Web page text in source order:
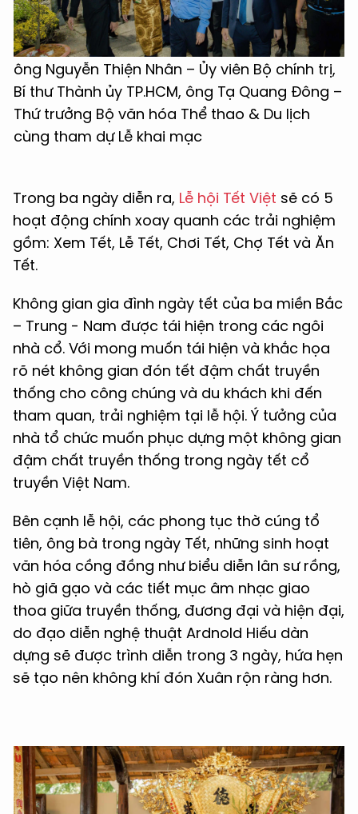
ông Nguyễn Thiện Nhân – Ủy viên Bộ chính trị,
Bí thư Thành ủy TP.HCM, ông Tạ Quang Đông –
Thứ trưởng Bộ văn hóa Thể thao & Du lịch
cùng tham dự Lễ khai mạc
Trong ba ngày diễn ra, Lễ hội Tết Việt sẽ có 5
hoạt động chính xoay quanh các trải nghiệm
gồm: Xem Tết, Lễ Tết, Chơi Tết, Chợ Tết và Ăn
Tết.
Không gian gia đình ngày tết của ba miền Bắc
– Trung - Nam được tái hiện trong các ngôi
nhà cổ. Với mong muốn tái hiện và khắc họa
rõ nét không gian đón tết đậm chất truyền
thống cho công chúng và du khách khi đến
tham quan, trải nghiệm tại lễ hội. Ý tưởng của
nhà tổ chức muốn phục dựng một không gian
đậm chất truyền thống trong ngày tết cổ
truyền Việt Nam.
Bên cạnh lễ hội, các phong tục thờ cúng tổ
tiên, ông bà trong ngày Tết, những sinh hoạt
văn hóa cồng đồng như biểu diễn lân sư rồng,
hò giã gạo và các tiết mục âm nhạc giao
thoa giữa truyền thống, đương đại và hiện đại,
do đạo diễn nghệ thuật Ardnold Hiếu dàn
dựng sẽ được trình diễn trong 3 ngày, hứa hẹn
sẽ tạo nên không khí đón Xuân rộn ràng hơn.